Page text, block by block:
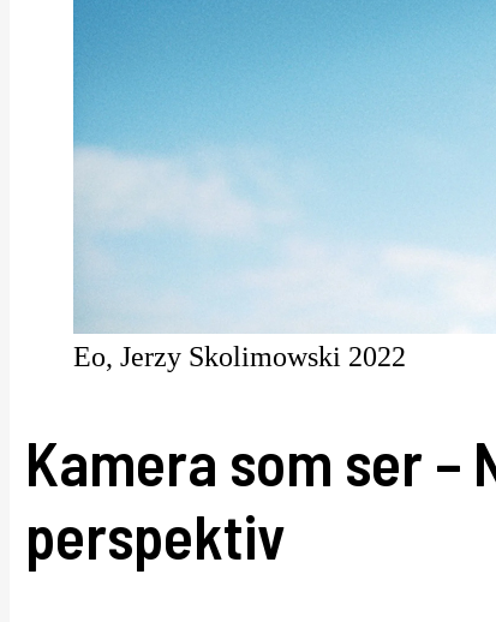
Eo, Jerzy Skolimowski 2022
Kamera som ser
perspektiv